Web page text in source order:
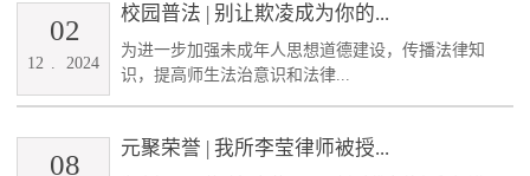
校园普法 | 别让欺凌成为你的...
为进一步加强未成年人思想道德建设，传播法律知
识，提高师生法治意识和法律...
12 2024
02
元聚荣誉 | 我所李莹律师被授...
08